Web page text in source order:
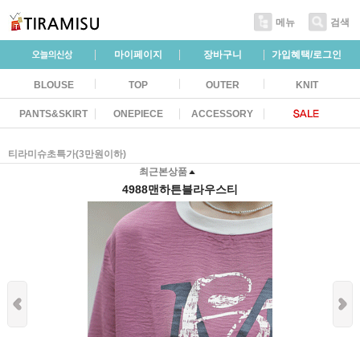
메뉴 검색
마이페이지 장바구니 가입혜택/로그인
BLOUSE TOP OUTER KNIT
PANTS&SKIRT ONEPIECE ACCESSORY
티라미슈초특가(3만원이하)
최근본상품
4988맨하튼블라우스티